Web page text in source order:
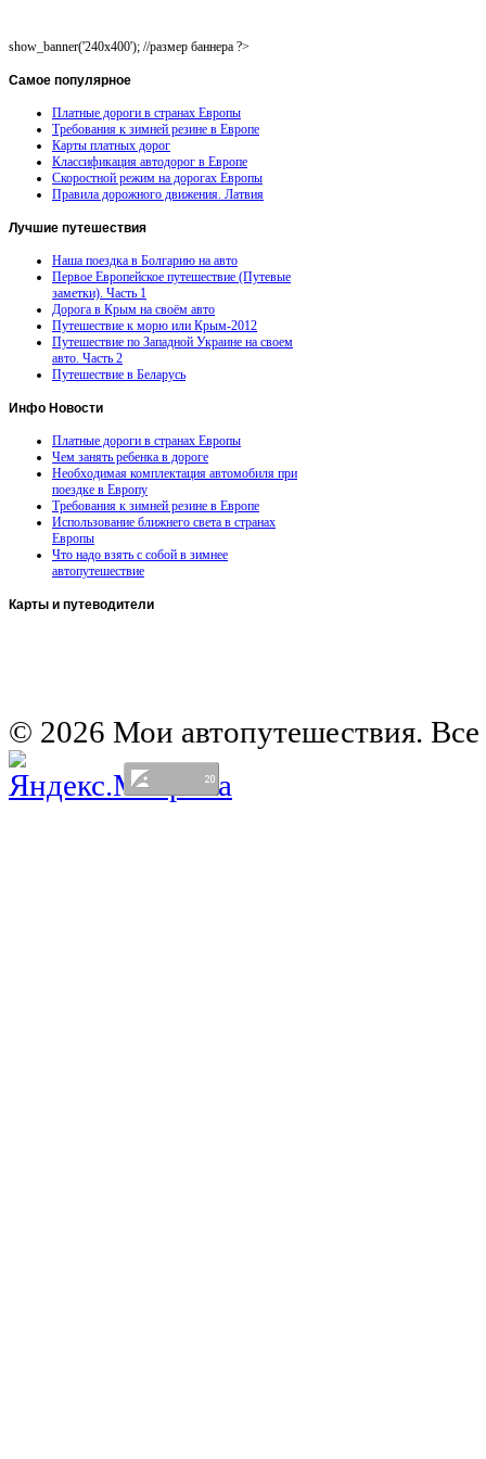
show_banner('240x400'); //размер баннера ?>
Самое популярное
Платные дороги в странах Европы
Требования к зимней резине в Европе
Карты платных дорог
Классификация автодорог в Европе
Скоростной режим на дорогах Европы
Правила дорожного движения. Латвия
Лучшие путешествия
Наша поездка в Болгарию на авто
Первое Европейское путешествие (Путевые
заметки). Часть 1
Дорога в Крым на своём авто
Путешествие к морю или Крым-2012
Путешествие по Западной Украине на своем
авто. Часть 2
Путешествие в Беларусь
Инфо Новости
Платные дороги в странах Европы
Чем занять ребенка в дороге
Необходимая комплектация автомобиля при
поездке в Европу
Требования к зимней резине в Европе
Использование ближнего света в странах
Европы
Что надо взять с собой в зимнее
автопутешествие
Карты и путеводители
© 2026 Мои автопутешествия.